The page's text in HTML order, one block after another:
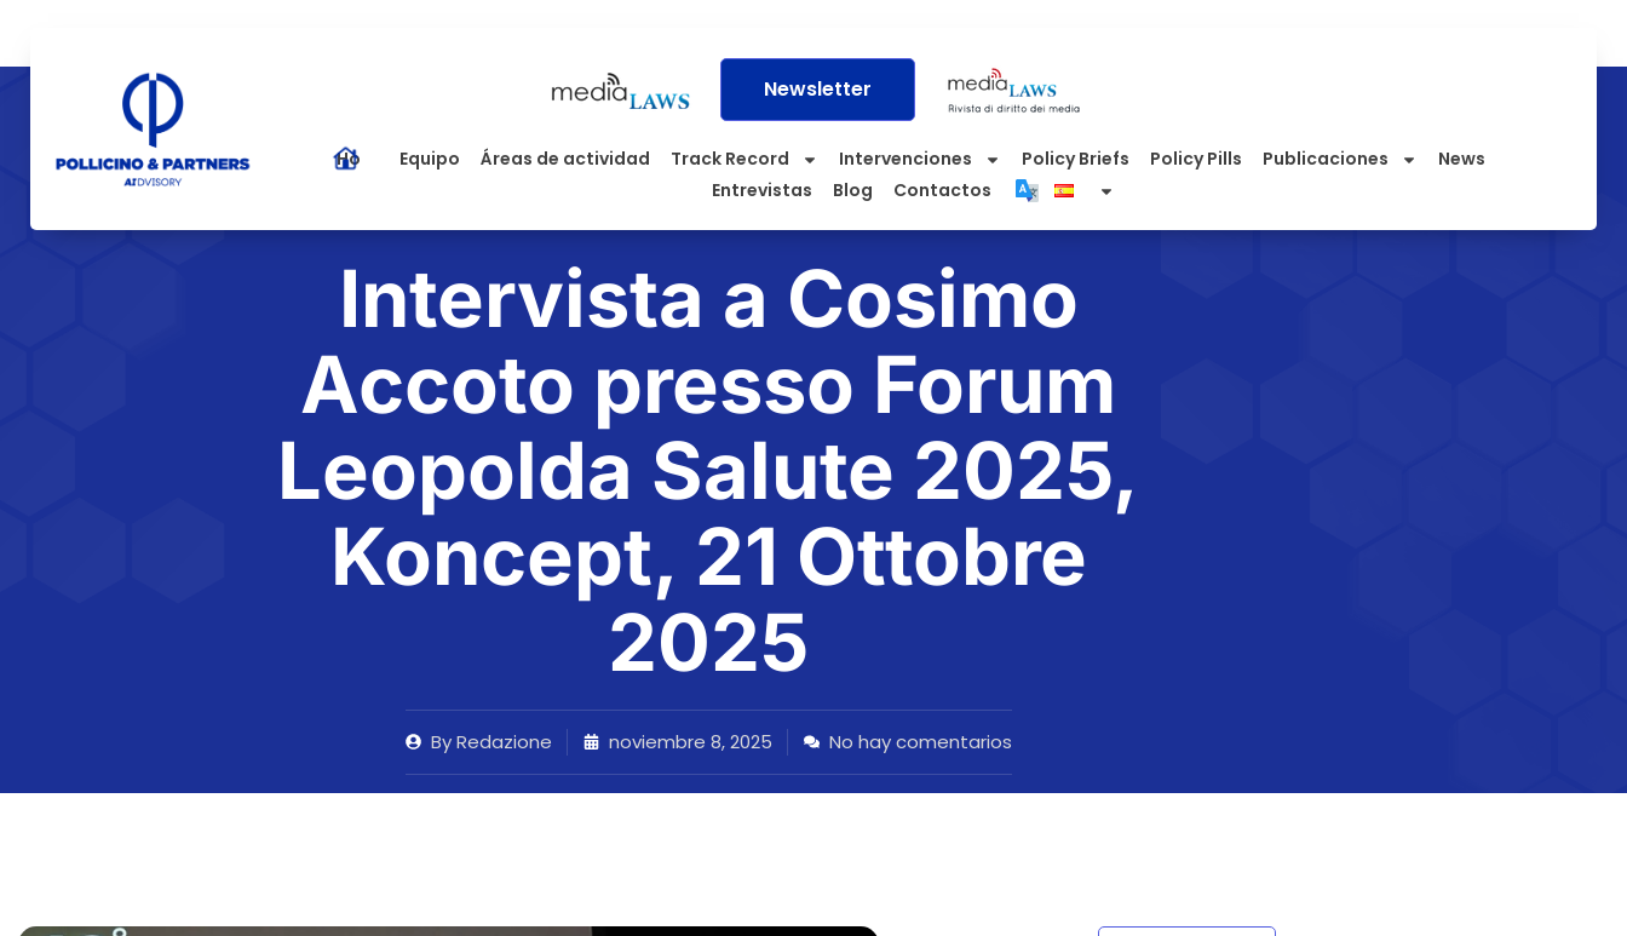
Newsletter
Home Equipo Áreas de actividad Track Record Intervenciones Policy Briefs Policy Pills Publicaciones
News
Entrevistas
Blog Contactos
Intervista a Cosimo
Accoto presso Forum
Leopolda Salute 2025,
Koncept, 21 Ottobre
2025
ByRedazione noviembre 8, 2025 No hay comentarios